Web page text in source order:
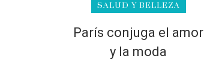
SALUD Y BELLEZA
París conjuga el amor
y la moda